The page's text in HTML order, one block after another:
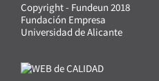
Copyright - Fundeun 2018
Fundación Empresa
Universidad de Alicante